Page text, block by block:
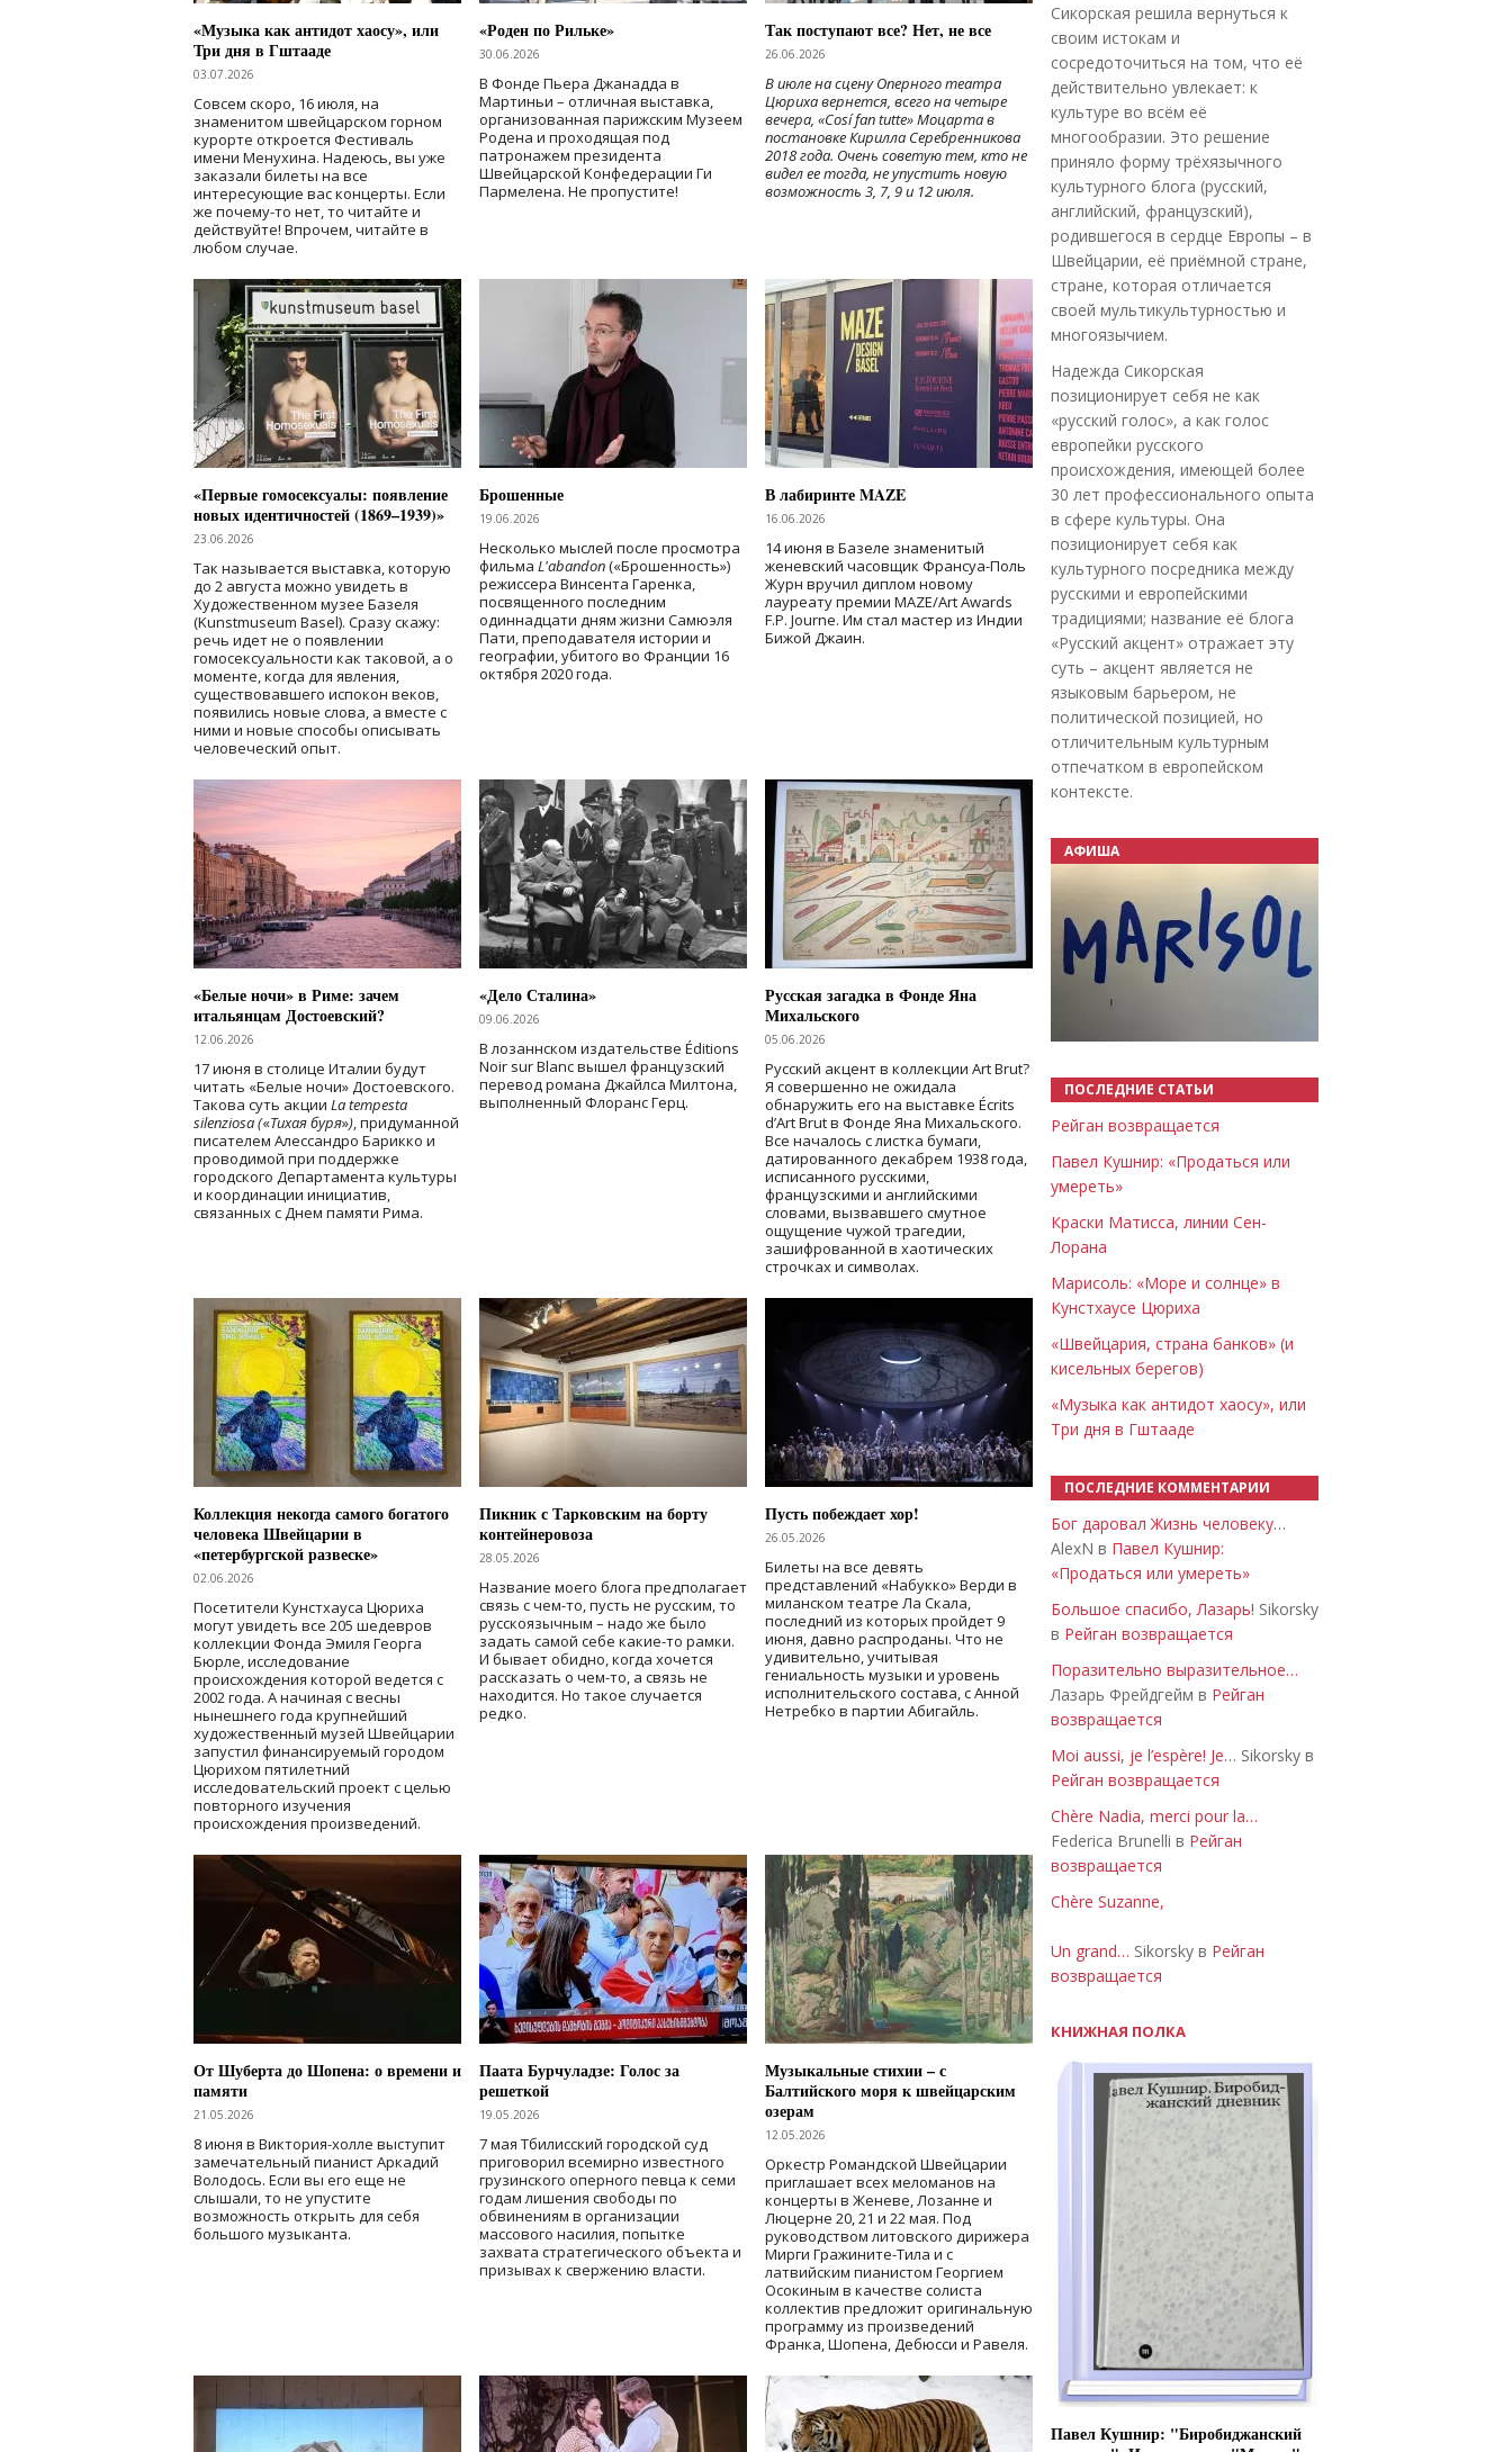
«Музыка как антидот хаосу», или
Три дня в Гштааде
03.07.2026
Совсем скоро, 16 июля, на
знаменитом швейцарском горном
курорте откроется Фестиваль
имени Менухина. Надеюсь, вы уже
заказали билеты на все
интересующие вас концерты. Если
же почему-то нет, то читайте и
действуйте! Впрочем, читайте в
любом случае.
«Роден по Рильке»
30.06.2026
В Фонде Пьера Джанадда в
Мартиньи – отличная выставка,
организованная парижским Музеем
Родена и проходящая под
патронажем президента
Швейцарской Конфедерации Ги
Пармелена. Не пропустите!
Так поступают все? Нет, не все
26.06.2026
В июле на сцену Оперного театра
Цюриха вернется, всего на четыре
вечера, «Cosí fan tutte» Моцарта в
постановке Кирилла Серебренникова
2018 года. Очень советую тем, кто не
видел ее тогда, не упустить новую
возможность 3, 7, 9 и 12 июля.
«Первые гомосексуалы: появление
новых идентичностей (1869–1939)»
23.06.2026
Так называется выставка, которую
до 2 августа можно увидеть в
Художественном музее Базеля
(Kunstmuseum Basel). Сразу скажу:
речь идет не о появлении
гомосексуальности как таковой, а о
моменте, когда для явления,
существовавшего испокон веков,
появились новые слова, а вместе с
ними и новые способы описывать
человеческий опыт.
Брошенные
19.06.2026
Несколько мыслей после просмотра
фильма L'abandon(«Брошенность»)
режиссера Винсента Гаренка,
посвященного последним
одиннадцати дням жизни Самюэля
Пати, преподавателя истории и
географии, убитого во Франции 16
октября 2020 года.
В лабиринте MAZE
16.06.2026
14 июня в Базеле знаменитый
женевский часовщик Франсуа-Поль
Журн вручил диплом новому
лауреату премии MAZE/Art Awards
F.P. Journe. Им стал мастер из Индии
Бижой Джаин.
«Белые ночи» в Риме: зачем
итальянцам Достоевский?
12.06.2026
17 июня в столице Италии будут
читать «Белые ночи» Достоевского.
Такова суть акции La tempesta
silenziosa («Тихая буря»), придуманной
писателем Алессандро Барикко и
проводимой при поддержке
городского Департамента культуры
и координации инициатив,
связанных с Днем памяти Рима.
«Дело Сталина»
09.06.2026
В лозаннском издательстве Éditions
Noir sur Blanc вышел французский
перевод романа Джайлса Милтона,
выполненный Флоранс Герц.
Русская загадка в Фонде Яна
Михальского
05.06.2026
Русский акцент в коллекции Art Brut?
Я совершенно не ожидала
обнаружить его на выставке Écrits
d’Art Brut в Фонде Яна Михальского.
Все началось с листка бумаги,
датированного декабрем 1938 года,
исписанного русскими,
французскими и английскими
словами, вызвавшего смутное
ощущение чужой трагедии,
зашифрованной в хаотических
строчках и символах.
Коллекция некогда самого богатого
человека Швейцарии в
«петербургской развеске»
02.06.2026
Посетители Кунстхауса Цюриха
могут увидеть все 205 шедевров
коллекции Фонда Эмиля Георга
Бюрле, исследование
происхождения которой ведется с
2002 года. А начиная с весны
нынешнего года крупнейший
художественный музей Швейцарии
запустил финансируемый городом
Цюрихом пятилетний
исследовательский проект с целью
повторного изучения
происхождения произведений.
Пикник с Тарковским на борту
контейнеровоза
28.05.2026
Название моего блога предполагает
связь с чем-то, пусть не русским, то
русскоязычным – надо же было
задать самой себе какие-то рамки.
И бывает обидно, когда хочется
рассказать о чем-то, а связь не
находится. Но такое случается
редко.
Пусть побеждает хор!
26.05.2026
Билеты на все девять
представлений «Набукко» Верди в
миланском театре Ла Скала,
последний из которых пройдет 9
июня, давно распроданы. Что не
удивительно, учитывая
гениальность музыки и уровень
исполнительского состава, с Анной
Нетребко в партии Абигайль.
От Шуберта до Шопена: о времени и
памяти
21.05.2026
8 июня в Виктория-холле выступит
замечательный пианист Аркадий
Володось. Если вы его еще не
слышали, то не упустите
возможность открыть для себя
большого музыканта.
Паата Бурчуладзе: Голос за
решеткой
19.05.2026
7 мая Тбилисский городской суд
приговорил всемирно известного
грузинского оперного певца к семи
годам лишения свободы по
обвинениям в организации
массового насилия, попытке
захвата стратегического объекта и
призывах к свержению власти.
Музыкальные стихии – с
Балтийского моря к швейцарским
озерам
12.05.2026
Оркестр Романдской Швейцарии
приглашает всех меломанов на
концерты в Женеве, Лозанне и
Люцерне 20, 21 и 22 мая. Под
руководством литовского дирижера
Мирги Гражините-Тила и с
латвийским пианистом Георгием
Осокиным в качестве солиста
коллектив предложит оригинальную
программу из произведений
Франка, Шопена, Дебюсси и Равеля.
Сикорская решила вернуться к
своим истокам и
сосредоточиться на том, что её
действительно увлекает: к
культуре во всём её
многообразии. Это решение
приняло форму трёхязычного
культурного блога (русский,
английский, французский),
родившегося в сердце Европы – в
Швейцарии, её приёмной стране,
стране, которая отличается
своей мультикультурностью и
многоязычием.
Надежда Сикорская
позиционирует себя не как
«русский голос», а как голос
европейки русского
происхождения, имеющей более
30 лет профессионального опыта
в сфере культуры. Она
позиционирует себя как
культурного посредника между
русскими и европейскими
традициями; название её блога
«Русский акцент» отражает эту
суть – акцент является не
языковым барьером, не
политической позицией, но
отличительным культурным
отпечатком в европейском
контексте.
АФИША
ПОСЛЕДНИЕ СТАТЬИ
Рейган возвращается
Павел Кушнир: «Продаться или
умереть»
Краски Матисса, линии Сен-
Лорана
Марисоль: «Море и солнце» в
Кунстхаусе Цюриха
«Швейцария, страна банков» (и
кисельных берегов)
«Музыка как антидот хаосу», или
Три дня в Гштааде
ПОСЛЕДНИЕ КОММЕНТАРИИ
Бог даровал Жизнь человеку…
AlexN в Павел Кушнир:
«Продаться или умереть»
Большое спасибо, Лазарь! Sikorsky
в Рейган возвращается
Поразительно выразительное…
Лазарь Фрейдгейм в Рейган
возвращается
Moi aussi, je l’espère! Je… Sikorsky в
Рейган возвращается
Chère Nadia, merci pour la…
Federica Brunelli в Рейган
возвращается
Chère Suzanne,
Un grand… Sikorsky в Рейган
возвращается
КНИЖНАЯ ПОЛКА
Павел Кушнир: "Биробиджанский